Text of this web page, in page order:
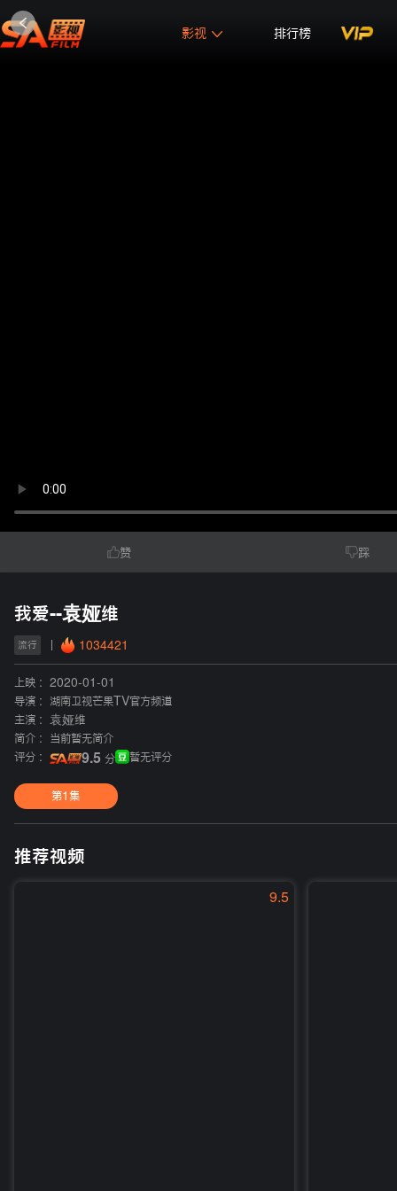
影视 排行榜
赞 踩
我爱--袁娅维
流行 1034421
上映 :
2020-01-01
导演 :
湖南卫视芒果TV官方频道
主演 :
袁娅维
简介 :
当前暂无简介
评分 :
9.5 分 暂无评分
第1集
推荐视频
9.5